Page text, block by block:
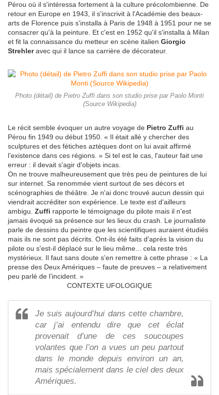
Pérou où il s'intéressa fortement à la culture précolombienne. De
retour en Europe en 1943, il s'inscrivit à l'Académie des beaux-
arts de Florence puis s'installa à Paris de 1948 à 1951 pour ne se
consacrer qu'à la peinture. Et c'est en 1952 qu'il s'installa à Milan
et fit la connaissance du metteur en scène italien Giorgio
Strehleravec qui il lance sa carrière de décorateur.
Photo (détail) de Pietro Zuffi dans son studio prise par Paolo Monti
(Source Wikipedia)
Le récit semble évoquer un autre voyage de Pietro Zuffi au
Pérou fin 1949 ou début 1950. « Il était allé y chercher des
sculptures et des fétiches aztèques dont on lui avait affirmé
l’existence dans ces régions. » Si tel est le cas, l'auteur fait une
erreur : il devait s'agir d'objets incas.
On ne trouve malheureusement que très peu de peintures de lui
sur internet. Sa renommée vient surtout de ses décors et
scénographies de théâtre. Je n'ai donc trouvé aucun dessin qui
viendrait accréditer son expérience. Le texte est d'ailleurs
ambigu. Zuffi rapporte le témoignage du pilote mais il n'est
jamais évoqué sa présence sur les lieux du crash. Le journaliste
parle de dessins du peintre que les scientifiques auraient étudiés
mais ils ne sont pas décrits. Ont-ils été faits d'après la vision du
pilote ou s'est-il déplacé sur le lieu même... cela reste très
mystérieux. Il faut sans doute s'en remettre à cette phrase : « La
presse des Deux Amériques – faute de preuves – a relativement
peu parlé de l’incident. »
CONTEXTE UFOLOGIQUE
Je suis aujourd’hui dans cette chambre,
car j’ai entendu dire que cet éclat
provenait d’une de ces soucoupes
volantes que l’on a vues un peu partout
dans le monde depuis environ un an,
mais spécialement dans le ciel des deux
Amériques.